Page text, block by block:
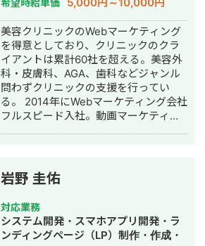
人で開発すると品質が落ちやすいた
め、要件定義からプログラミング含め
自身1人で全て完結することにより、１
つ１つのシステムの品質にこだわって
開発する方針をとっている。開発速度
も早く、品質の良いサービスを最速か
つ他より安い価格で開発できる。 得意
領域はAI開発・Web開発・スマホアプ
リ・社内システムなどITシステム全般
の開発。 インタビュー記事はこちら
SNS運用代行・記事作成代行・ライテ
ィング・ホームページ制作・作成・バ
ナー制作・デザイン・ロゴデザイン・
作成・リスティング広告運用代行・オ
ウンドメディア制作・構築・運用代
行・動画制作・動画編集・営業代行
希望時給単価
美容クリニックのWebマーケティング
を得意としており、クリニックのクラ
イアントは累計60社を超える。美容外
科・皮膚科、AGA、歯科などジャンル
問わずクリニックの支援を行ってい
る。 2014年にWebマーケティング会社
フルスピード入社。動画マーケティン
独立。 独立後はフリーランスとなり、
フロントエンドエンジニア兼総合Web
マーケターとして活動。現在はWebコ
ンサルティング会社を創設し、法人と
してStockSunに参画。
岩野 圭佑
対応業務
システム開発・スマホアプリ開発・ラ
ンディングページ（LP）制作・作成・